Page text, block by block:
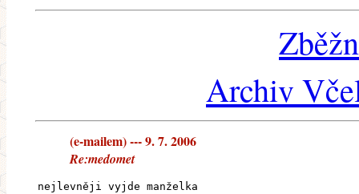
Archiv
(e-mailem) --- 9. 7. 2006
Re:medomet
nejlevněji vyjde manželka